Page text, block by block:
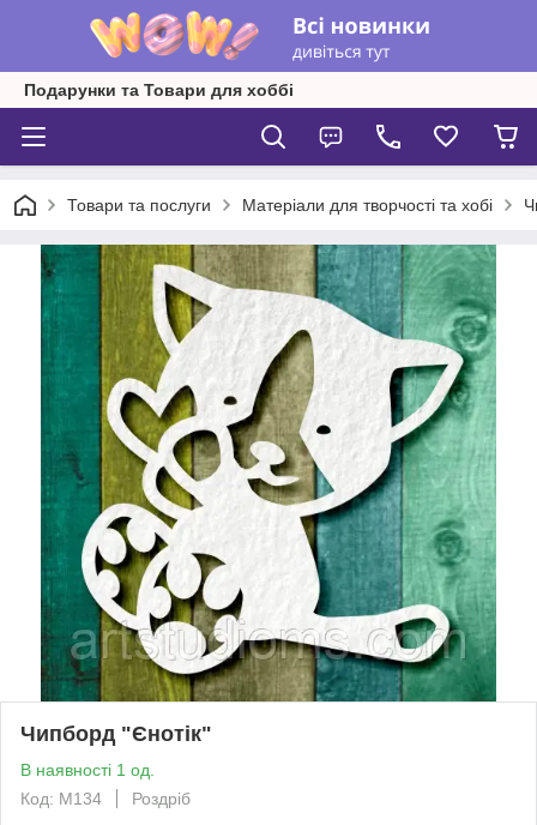
Подарунки та Товари для хоббі
Товари та послуги Матеріали для творчості та хобі
Чипборд "Єнотік"
В наявності 1 од.
Код: М134
Роздріб